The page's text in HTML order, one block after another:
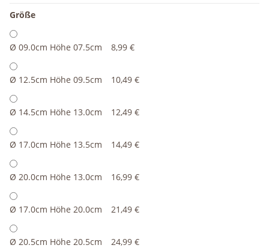
Größe
Ø 09.0cm Höhe 07.5cm 8,99 €
Ø 12.5cm Höhe 09.5cm 10,49 €
Ø 14.5cm Höhe 13.0cm 12,49 €
Ø 17.0cm Höhe 13.5cm 14,49 €
Ø 20.0cm Höhe 13.0cm 16,99 €
Ø 17.0cm Höhe 20.0cm 21,49 €
Ø 20.5cm Höhe 20.5cm 24,99 €